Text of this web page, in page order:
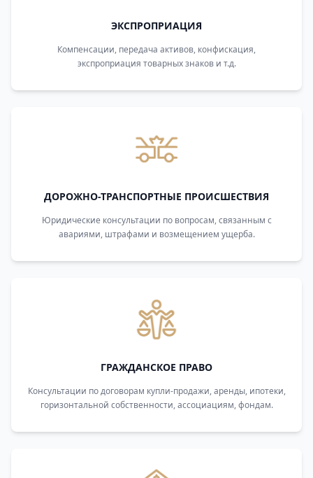
ЭКСПРОПРИАЦИЯ
Компенсации, передача активов, конфискация,
экспроприация товарных знаков и т.д.
ДОРОЖНО-ТРАНСПОРТНЫЕ ПРОИСШЕСТВИЯ
Юридические консультации по вопросам, связанным с
авариями, штрафами и возмещением ущерба.
ГРАЖДАНСКОЕ ПРАВО
Консультации по договорам купли-продажи, аренды, ипотеки,
горизонтальной собственности, ассоциациям, фондам.